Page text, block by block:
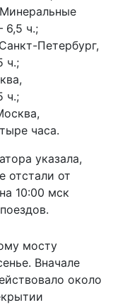
6,5 ч.;
Петербург,
ч.;
ч.;
часа.
указала,
отстали от
10:00 мск
мосту
Вначале
около